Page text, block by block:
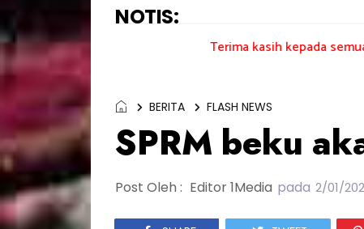
NOTIS:
Terima kasih kepada semua
BERITA FLASH NEWS
SPRM beku
Post Oleh : Editor 1Media pada 2/01/